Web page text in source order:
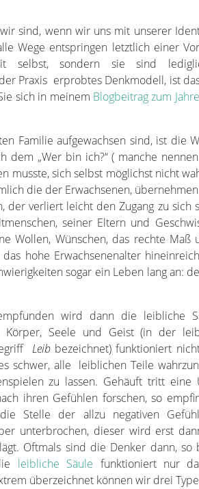
sind, wenn wir uns mit unserer
Wege entspringen letztlich einer
selbst, sondern sie sind
Praxis erprobtes Denkmodell, ist
sich in meinem Blogbeitrag zum
Familie aufgewachsen sind, ist die
dem „Wer bin ich?“ ( manche
musste, sich selbst möglichst nicht
die der Erwachsenen,
der verliert leicht den Zugang zu
seiner Eltern und
Wollen, Wünschen, das rechte
hohe Erwachsenenalter
sogar ein Leben lang an:
wird dann die leibliche
Körper, Seele und Geist (in der
Leibbezeichnet) funktioniert
schwer, alle leiblichen Teile
zu lassen. Gehäuft tritt
ihren Gefühlen forschen, so
Stelle der allzu negativen
unterbrochen, dieser wird erst
Oftmals sind die Denker dann, so
leibliche Säule funktioniert nur
überzeichnet können wir drei